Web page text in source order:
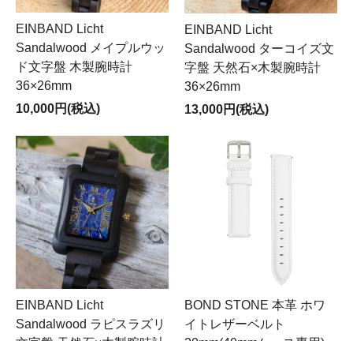
EINBAND Licht
Sandalwood メイプルウッ
ド文字盤 木製腕時計
36×26mm
10,000円(税込)
EINBAND Licht
Sandalwood ターコイズ文
字盤 天然石×木製腕時計
36×26mm
13,000円(税込)
EINBAND Licht
Sandalwood ラピスラズリ
BOND STONE 本革 ホワ
イトレザーベルト